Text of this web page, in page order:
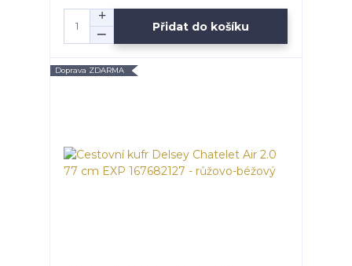
Přidat do košíku
Doprava ZDARMA